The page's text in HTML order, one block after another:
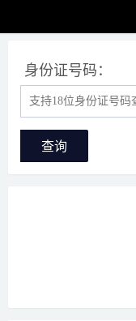
身份证号码：
查询